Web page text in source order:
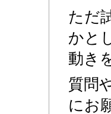
ただ
かと
動き
質問
にお